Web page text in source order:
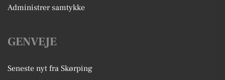
Administrer samtykke
GENVEJE
Seneste nyt fra Skørping